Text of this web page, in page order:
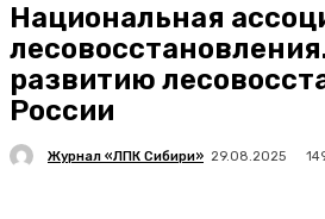
Национальная
развитию
России
Журнал «ЛПК Сибири» 29.08.2025